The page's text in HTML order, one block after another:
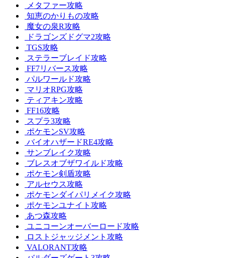
メタファー攻略
知恵のかりもの攻略
魔女の泉R攻略
ドラゴンズドグマ2攻略
TGS攻略
ステラーブレイド攻略
FF7リバース攻略
パルワールド攻略
マリオRPG攻略
ティアキン攻略
FF16攻略
スプラ3攻略
ポケモンSV攻略
バイオハザードRE4攻略
サンブレイク攻略
ブレスオブザワイルド攻略
ポケモン剣盾攻略
アルセウス攻略
ポケモンダイパリメイク攻略
ポケモンユナイト攻略
あつ森攻略
ユニコーンオーバーロード攻略
ロストジャッジメント攻略
VALORANT攻略